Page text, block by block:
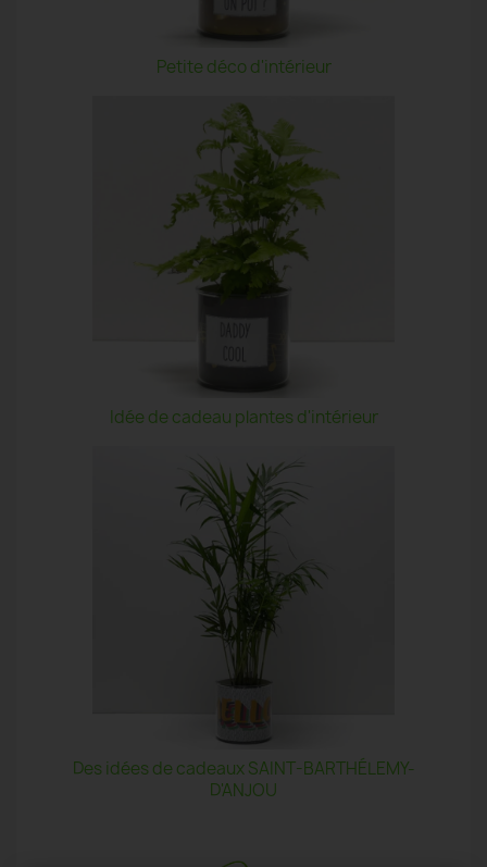
Petite déco d'intérieur
Idée de cadeau plantes d'intérieur
Des idées de cadeaux SAINT-BARTHÉLEMY-
D'ANJOU